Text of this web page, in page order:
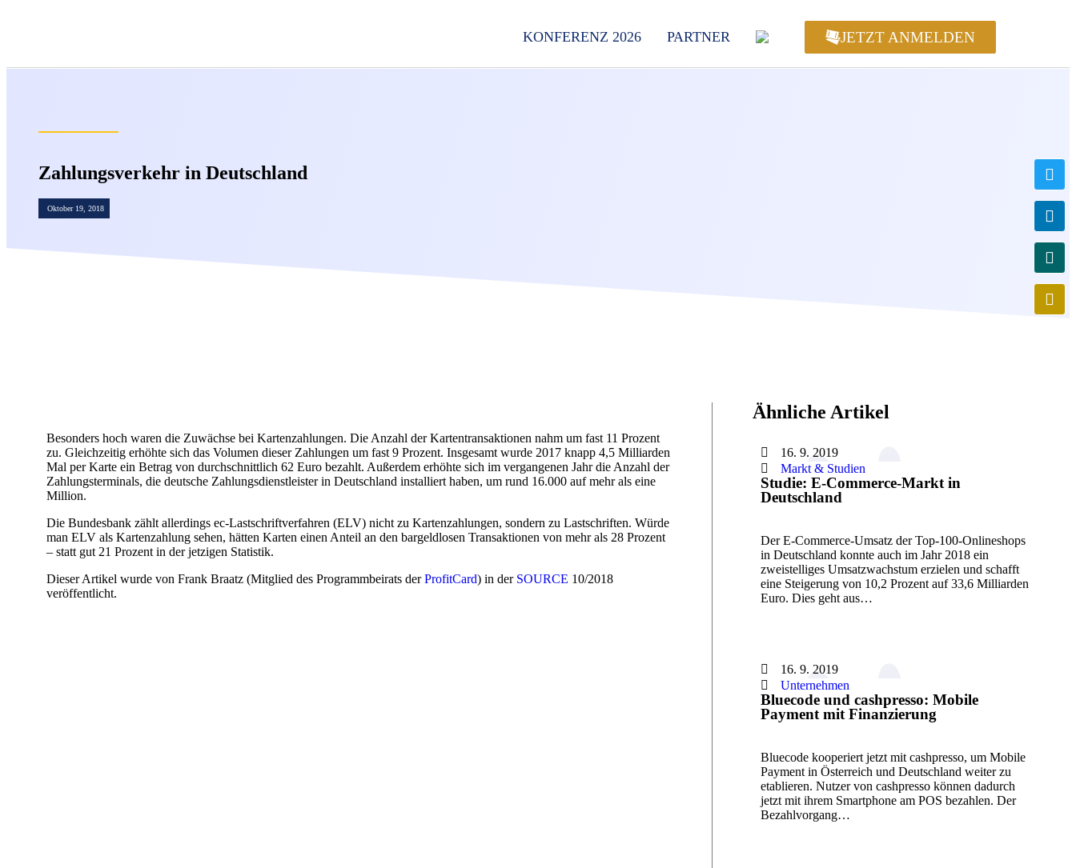
KONFERENZ 2026 PARTNER JETZT ANMELDEN
Zahlungsverkehr in Deutschland
Oktober 19, 2018
Besonders hoch waren die Zuwächse bei Kartenzahlungen. Die Anzahl der Kartentransaktionen nahm um fast 11 Prozent
zu. Gleichzeitig erhöhte sich das Volumen dieser Zahlungen um fast 9 Prozent. Insgesamt wurde 2017 knapp 4,5 Milliarden
Mal per Karte ein Betrag von durchschnittlich 62 Euro bezahlt. Außerdem erhöhte sich im vergangenen Jahr die Anzahl der
Zahlungsterminals, die deutsche Zahlungsdienstleister in Deutschland installiert haben, um rund 16.000 auf mehr als eine
Million.
Die Bundesbank zählt allerdings ec-Lastschriftverfahren (ELV) nicht zu Kartenzahlungen, sondern zu Lastschriften. Würde
man ELV als Kartenzahlung sehen, hätten Karten einen Anteil an den bargeldlosen Transaktionen von mehr als 28 Prozent
– statt gut 21 Prozent in der jetzigen Statistik.
Dieser Artikel wurde von Frank Braatz (Mitglied des Programmbeirats derProfitCard) in der SOURCE 10/2018
veröffentlicht.
Ähnliche Artikel
16. 9. 2019
Markt & Studien
Studie: E-Commerce-Markt in
Deutschland
Der E-Commerce-Umsatz der Top-100-Onlineshops
in Deutschland konnte auch im Jahr 2018 ein
zweistelliges Umsatzwachstum erzielen und schafft
eine Steigerung von 10,2 Prozent auf 33,6 Milliarden
Euro. Dies geht aus…
16. 9. 2019
Unternehmen
Bluecode und cashpresso: Mobile
Payment mit Finanzierung
Bluecode kooperiert jetzt mit cashpresso, um Mobile
Payment in Österreich und Deutschland weiter zu
etablieren. Nutzer von cashpresso können dadurch
jetzt mit ihrem Smartphone am POS bezahlen. Der
Bezahlvorgang…